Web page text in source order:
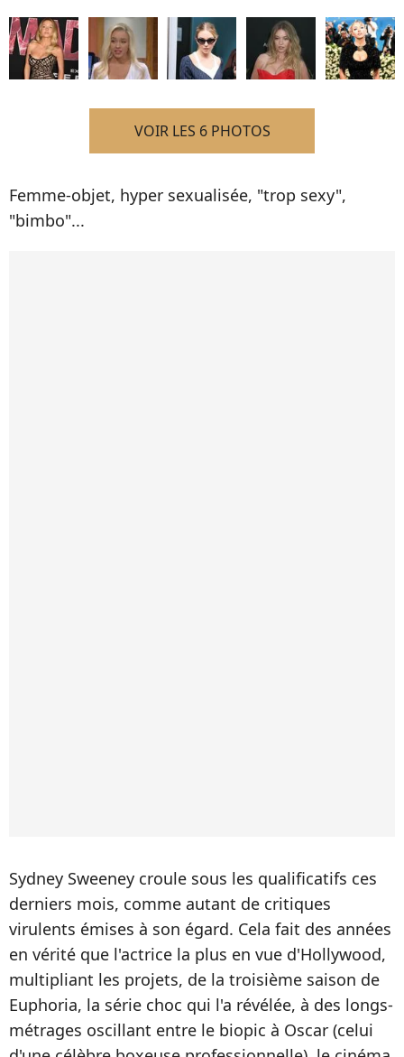
VOIR LES 6 PHOTOS
Femme-objet, hyper sexualisée, "trop sexy",
"bimbo"...
Sydney Sweeney croule sous les qualificatifs ces
derniers mois, comme autant de critiques
virulents émises à son égard. Cela fait des années
en vérité que l'actrice la plus en vue d'Hollywood,
multipliant les projets, de la troisième saison de
Euphoria, la série choc qui l'a révélée, à des longs-
métrages oscillant entre le biopic à Oscar (celui